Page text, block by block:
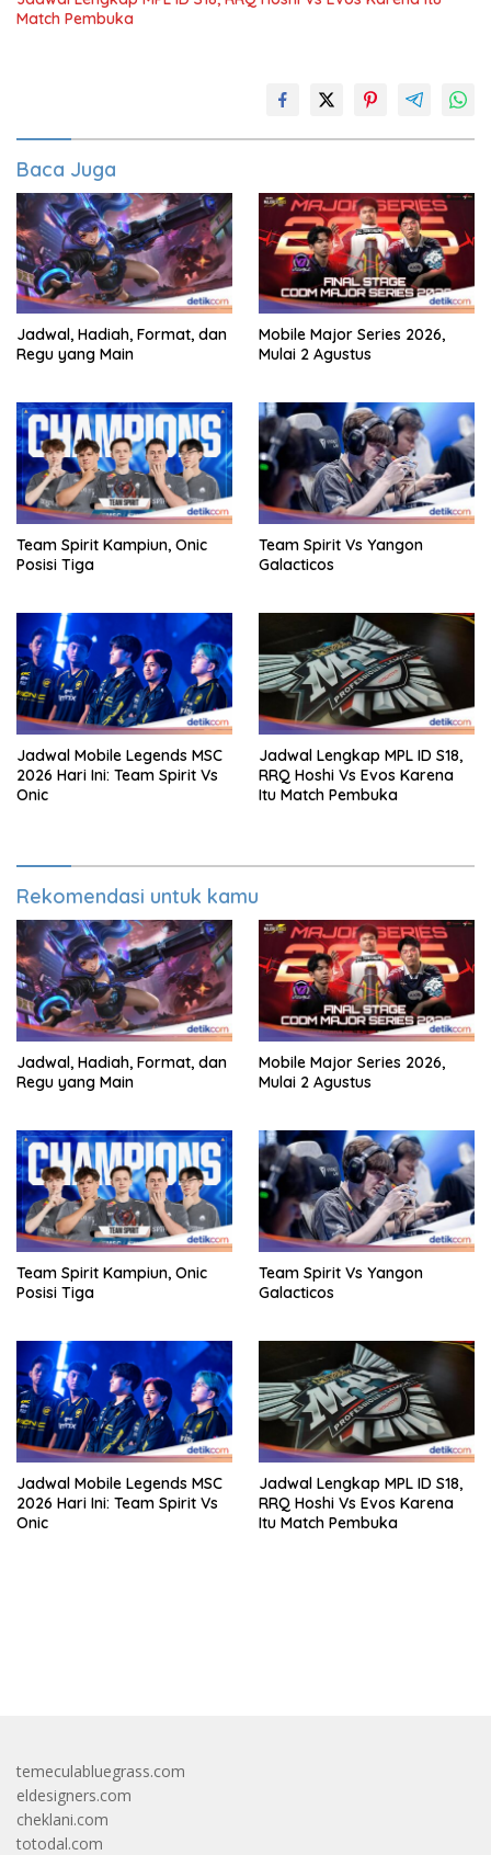
Match Pembuka
Baca Juga
Jadwal, Hadiah, Format, dan
Regu yang Main
Mobile Major Series 2026,
Mulai 2 Agustus
Team Spirit Kampiun, Onic
Posisi Tiga
Team Spirit Vs Yangon
Galacticos
Jadwal Mobile Legends MSC
2026 Hari Ini: Team Spirit Vs
Onic
Jadwal Lengkap MPL ID S18,
RRQ Hoshi Vs Evos Karena
Itu Match Pembuka
Rekomendasi untuk kamu
Jadwal, Hadiah, Format, dan
Regu yang Main
Mobile Major Series 2026,
Mulai 2 Agustus
Team Spirit Kampiun, Onic
Posisi Tiga
Team Spirit Vs Yangon
Galacticos
Jadwal Mobile Legends MSC
2026 Hari Ini: Team Spirit Vs
Onic
Jadwal Lengkap MPL ID S18,
RRQ Hoshi Vs Evos Karena
Itu Match Pembuka
temeculabluegrass.com
eldesigners.com
cheklani.com
totodal.com